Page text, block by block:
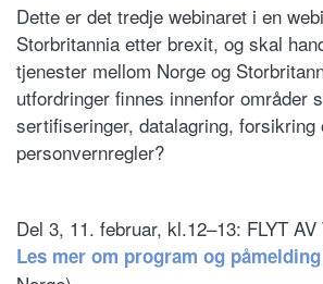
Dette er det tredje webinaret i en
Storbritannia etter brexit, og skal
tjenester mellom Norge og
utfordringer finnes innenfor områder
sertifiseringer, datalagring, forsikring
personvernregler?
Del 3, 11. februar, kl.12–13: FLYT AV
Les mer om program og påmelding